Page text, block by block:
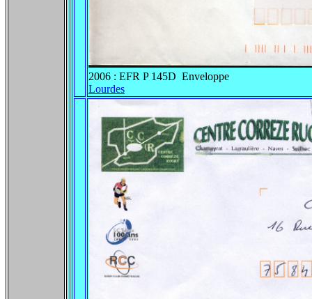
2006 : EFR P 145D Enveloppe
Lourdes